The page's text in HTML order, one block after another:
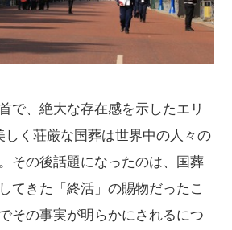
で、絶大な存在感を示したエリ
しく荘厳な国葬は世界中の人々の
その後話題になったのは、国葬
てきた「終活」の賜物だったこ
その事実が明らかにされるにつ